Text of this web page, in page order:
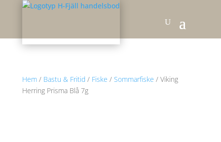
Hem/ Bastu & Fritid / Fiske / Sommarfiske / Viking
Herring Prisma Blå 7g